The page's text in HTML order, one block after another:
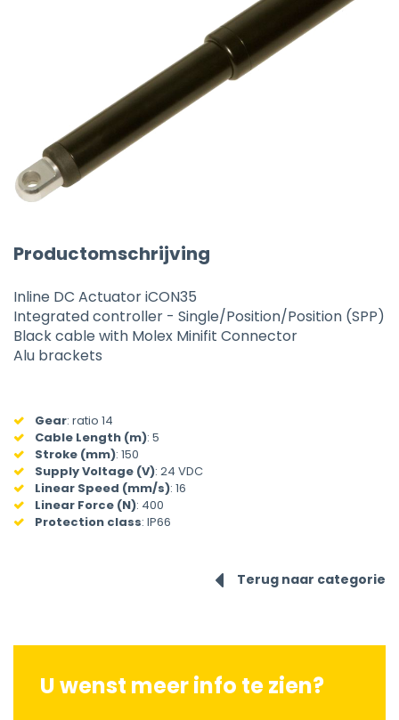
Productomschrijving
Inline DC Actuator iCON35
Integrated controller - Single/Position/Position (SPP)
Black cable with Molex Minifit Connector
Alu brackets
Gear: ratio 14
Cable Length (m): 5
Stroke (mm): 150
Supply Voltage (V): 24 VDC
Linear Speed (mm/s): 16
Linear Force (N): 400
Protection class: IP66
Terug naar categorie
U wenst meer info te zien?